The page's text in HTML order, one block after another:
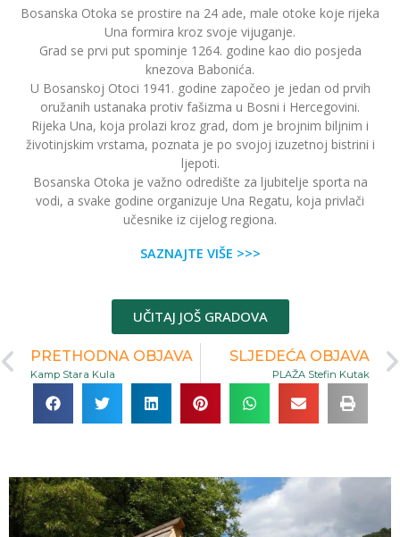
Bosanska Otoka se prostire na 24 ade, male otoke koje rijeka
Una formira kroz svoje vijuganje.
Grad se prvi put spominje 1264. godine kao dio posjeda
knezova Babonića.
U Bosanskoj Otoci 1941. godine započeo je jedan od prvih
oružanih ustanaka protiv fašizma u Bosni i Hercegovini.
Rijeka Una, koja prolazi kroz grad, dom je brojnim biljnim i
životinjskim vrstama, poznata je po svojoj izuzetnoj bistrini i
ljepoti.
Bosanska Otoka je važno odredište za ljubitelje sporta na
vodi, a svake godine organizuje Una Regatu, koja privlači
učesnike iz cijelog regiona.
SAZNAJTE VIŠE >>>
UČITAJ JOŠ GRADOVA
PRETHODNA OBJAVA
Kamp Stara Kula
SLJEDEĆA OBJAVA
PLAŽA Stefin Kutak